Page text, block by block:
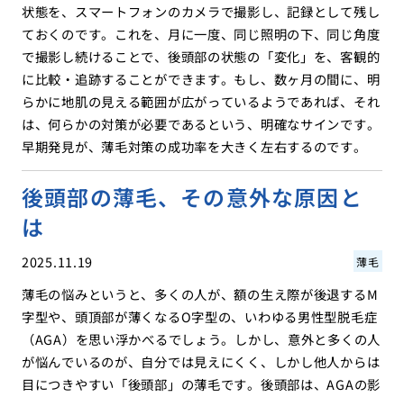
状態を、スマートフォンのカメラで撮影し、記録として残し
ておくのです。これを、月に一度、同じ照明の下、同じ角度
で撮影し続けることで、後頭部の状態の「変化」を、客観的
に比較・追跡することができます。もし、数ヶ月の間に、明
らかに地肌の見える範囲が広がっているようであれば、それ
は、何らかの対策が必要であるという、明確なサインです。
早期発見が、薄毛対策の成功率を大きく左右するのです。
後頭部の薄毛、その意外な原因と
は
2025.11.19 薄毛
薄毛の悩みというと、多くの人が、額の生え際が後退するM
字型や、頭頂部が薄くなるO字型の、いわゆる男性型脱毛症
（AGA）を思い浮かべるでしょう。しかし、意外と多くの人
が悩んでいるのが、自分では見えにくく、しかし他人からは
目につきやすい「後頭部」の薄毛です。後頭部は、AGAの影